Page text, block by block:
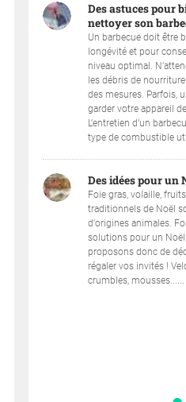
Des astuces pour
nettoyer son
Un barbecue doit être
longévité et pour
niveau optimal.
les débris de
des mesures. Parfois,
garder votre appareil
L’entretien d’un
type de combustible
Des idées pour un
Foie gras, volaille,
traditionnels de Noël
d'origines animales.
solutions pour un
proposons donc de
régaler vos invités !
crumbles, mousses......